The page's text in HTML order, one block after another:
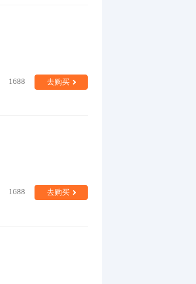
1688 去购买
1688 去购买